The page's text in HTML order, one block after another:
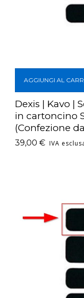
AGGIUNGI AL
Dexis | Kavo |
in cartoncino
(Confezione
39,00 € IVA